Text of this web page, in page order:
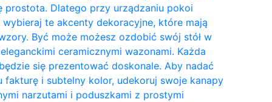
prostota. Dlatego przy urządzaniu pokoi
wybieraj te akcenty dekoracyjne, które mają
Być może możesz ozdobić swój stół w
ceramicznymi wazonami. Każda
się prezentować doskonale. Aby nadać
fakturę i subtelny kolor, udekoruj swoje kanapy
narzutami i poduszkami z prostymi